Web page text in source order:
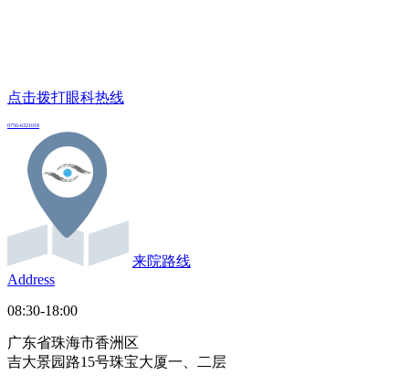
点击拨打眼科热线
0756-6321018
来院路线
Address
08:30-18:00
广东省珠海市香洲区
吉大景园路15号珠宝大厦一、二层